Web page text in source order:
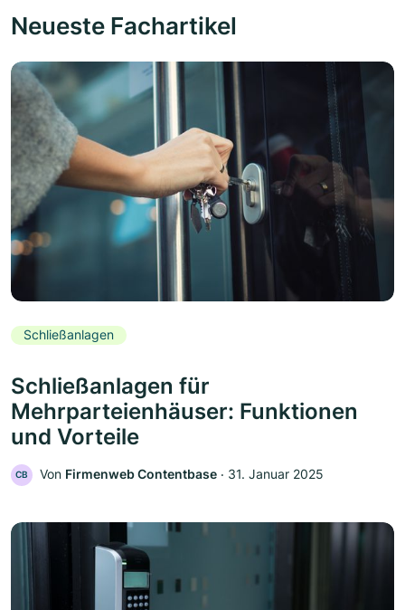
Neueste Fachartikel
Schließanlagen
Schließanlagen für
Mehrparteienhäuser: Funktionen
und Vorteile
CB Von Firmenweb Contentbase ‧ 31. Januar 2025